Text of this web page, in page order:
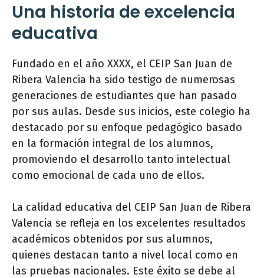
Una historia de excelencia
educativa
Fundado en el año XXXX, el CEIP San Juan de
Ribera Valencia ha sido testigo de numerosas
generaciones de estudiantes que han pasado
por sus aulas. Desde sus inicios, este colegio ha
destacado por su enfoque pedagógico basado
en la formación integral de los alumnos,
promoviendo el desarrollo tanto intelectual
como emocional de cada uno de ellos.
La calidad educativa del CEIP San Juan de Ribera
Valencia se refleja en los excelentes resultados
académicos obtenidos por sus alumnos,
quienes destacan tanto a nivel local como en
las pruebas nacionales. Este éxito se debe al